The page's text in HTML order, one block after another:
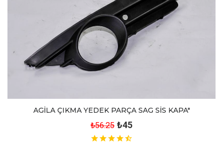
AGİLA ÇIKMA YEDEK PARÇA SAG SİS KAPA"
₺56.25 ₺45